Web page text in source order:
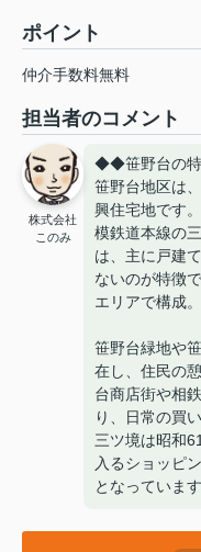
ポイント
仲介手数料無料
担当者のコメント
株式会社
このみ
◆◆笹野台の
笹野台地区は
興住宅地です
模鉄道本線の
は、主に戸建
ないのが特徴
エリアで構成。
笹野台緑地や
在し、住民の
台商店街や相
り、日常の買
三ツ境は昭和
入るショッピ
となっています